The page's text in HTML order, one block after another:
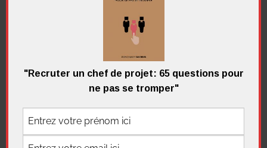
,Les délais
fondamentaux ,Les outils et méthodes
6 commentaires
Recherche
"Recruter un chef de projet: 65 questions pour
ne pas se tromper"